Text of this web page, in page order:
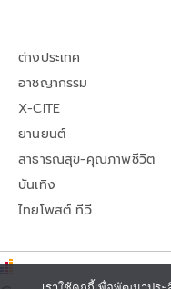
ต่างประเทศ
อาชญากรรม
X-CITE
ยานยนต์
สาธารณสุข-คุณภาพชีวิต
บันเทิง
ไทยโพสต์ ทีวี